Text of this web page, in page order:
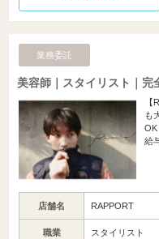
業務委託
美容師｜スタイリスト｜完
も
給
店舗名 RAPPORT
職業 スタイリスト